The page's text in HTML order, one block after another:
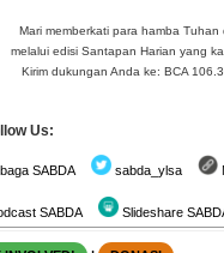
Mari memberkati para hamba
melalui edisi Santapan Harian yang
Kirim dukungan Anda ke: BCA
Us:
SABDA sabda_ylsa
SABDA Slideshare